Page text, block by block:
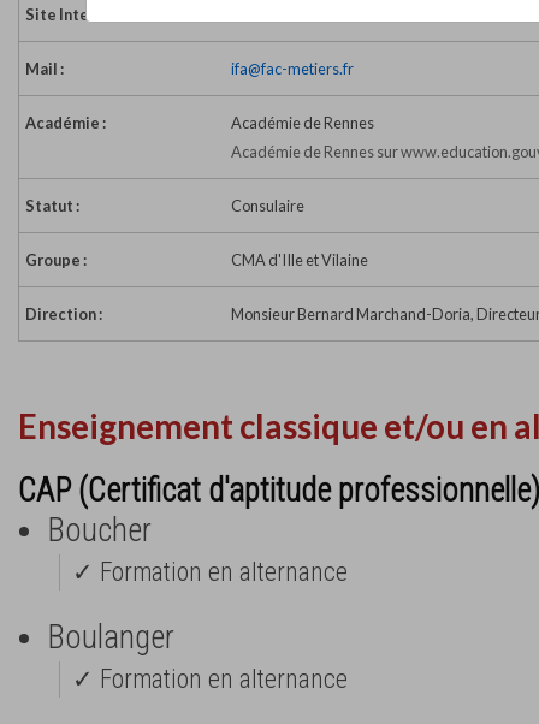
Site Internet :
Mail : ifa@fac-metiers.fr
Académie :
Académie de Rennes
Académie de Rennes sur
Statut : Consulaire
Groupe : CMA d'IIle et Vilaine
Direction : Monsieur Bernard Marchand-Doria,
Enseignement classique et/ou en
CAP (Certificat d'aptitude professionnelle)
Boucher
✓ Formation en alternance
Boulanger
✓ Formation en alternance